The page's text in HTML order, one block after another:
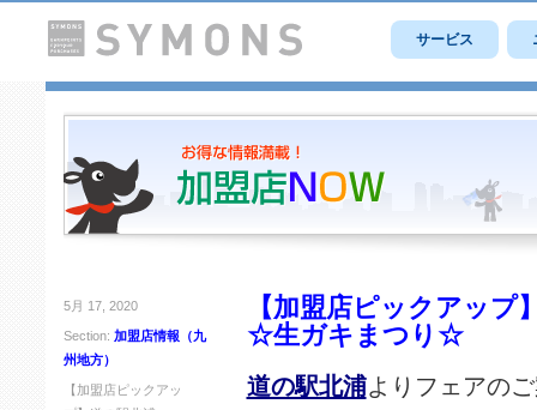
サービス
5月 17, 2020
Section: 加盟店情報（九
州地方）
【加盟店ピックアッ
【加盟店ピックアップ
☆生ガキまつり☆
道の駅北浦よりフェアの